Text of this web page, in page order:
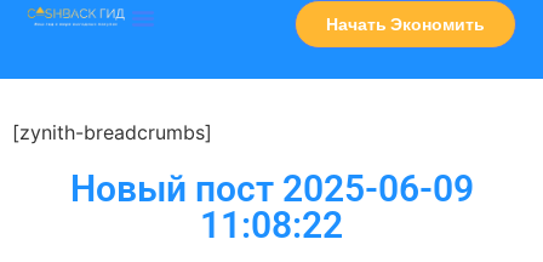
Начать Экономить
[zynith-breadcrumbs]
Новый пост 2025-06-09
11:08:22